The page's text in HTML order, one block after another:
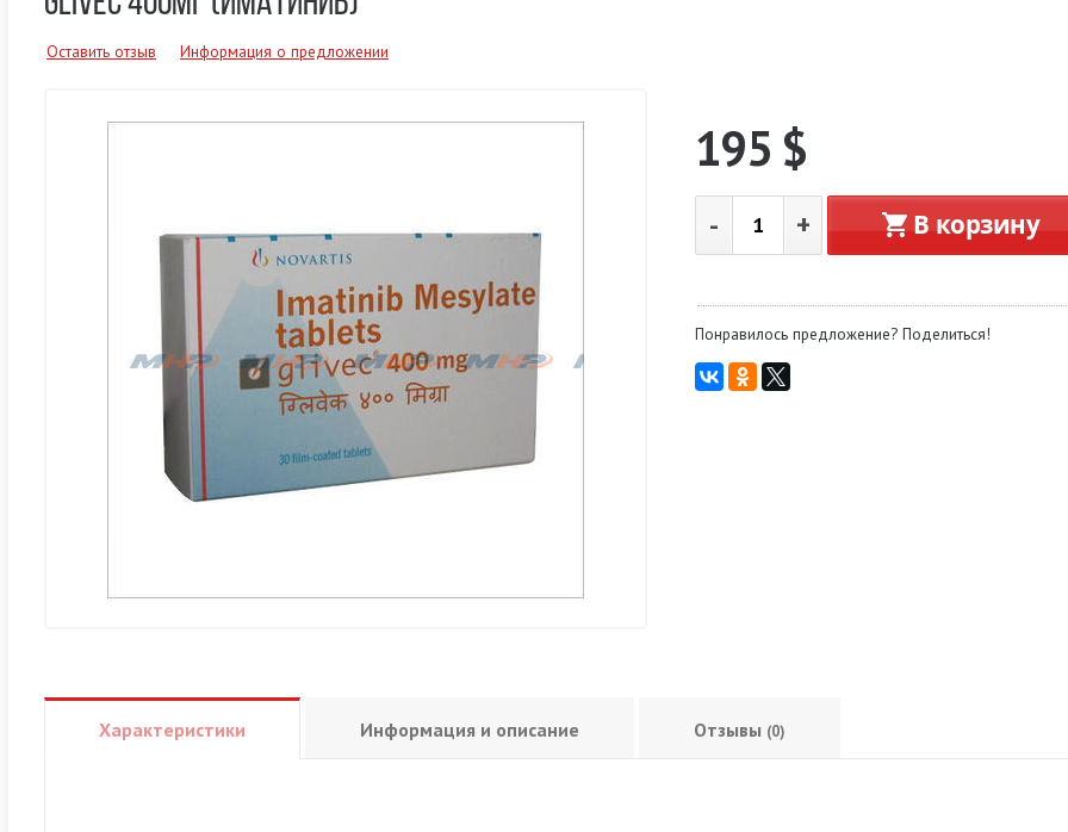
Оставить отзыв Информация о предложении
195 $
- + В корзину
Понравилось предложение? Поделиться!
Характеристики Информация и описание Отзывы (0)